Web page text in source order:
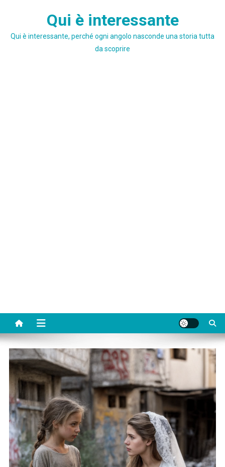
Qui è interessante
Qui è interessante, perché ogni angolo nasconde una storia tutta
da scoprire